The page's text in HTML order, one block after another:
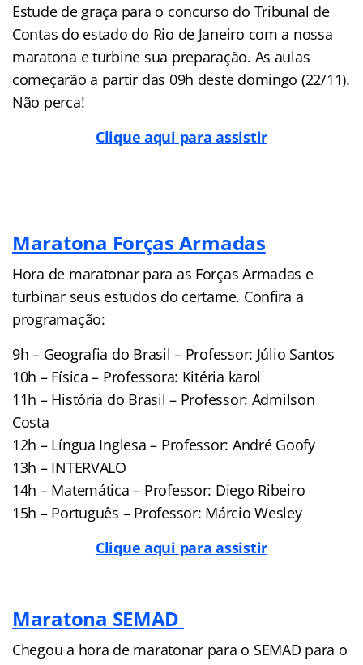
Estude de graça para o concurso do Tribunal de
Contas do estado do Rio de Janeiro com a nossa
maratona e turbine sua preparação. As aulas
começarão a partir das 09h deste domingo (22/11).
Não perca!
Clique aqui para assistir
Maratona Forças Armadas
Hora de maratonar para as Forças Armadas e
turbinar seus estudos do certame. Confira a
programação:
9h – Geografia do Brasil – Professor: Júlio Santos
10h – Física – Professora: Kitéria karol
11h – História do Brasil – Professor: Admilson
Costa
12h – Língua Inglesa – Professor: André Goofy
13h – INTERVALO
14h – Matemática – Professor: Diego Ribeiro
15h – Português – Professor: Márcio Wesley
Clique aqui para assistir
Maratona SEMAD
Chegou a hora de maratonar para o SEMAD para o